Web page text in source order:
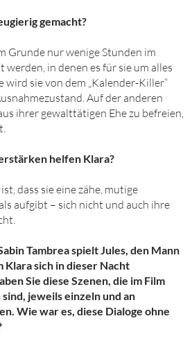
gemacht?
Grunde nur wenige Stunden im
werden, in denen es für sie um alles
wird sie von dem „Kalender-Killer“
Auf der anderen
ihrer gewalttätigen Ehe zu befreien,
helfen Klara?
dass sie eine zähe, mutige
aufgibt – sich nicht und auch ihre
Tambrea spielt Jules, den Mann
Klara sich in dieser Nacht
Sie diese Szenen, die im Film
jeweils einzeln und an
Wie war es, diese Dialoge ohne